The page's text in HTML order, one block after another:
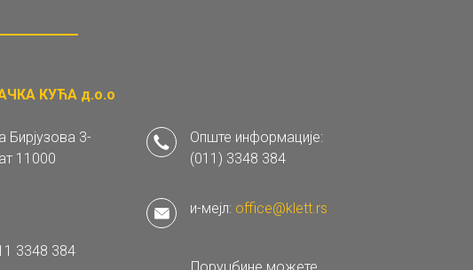
КУЋА д.о.о
3-
11000
3348 384
Опште информације:
(011) 3348 384
и-мејл: office@klett.rs